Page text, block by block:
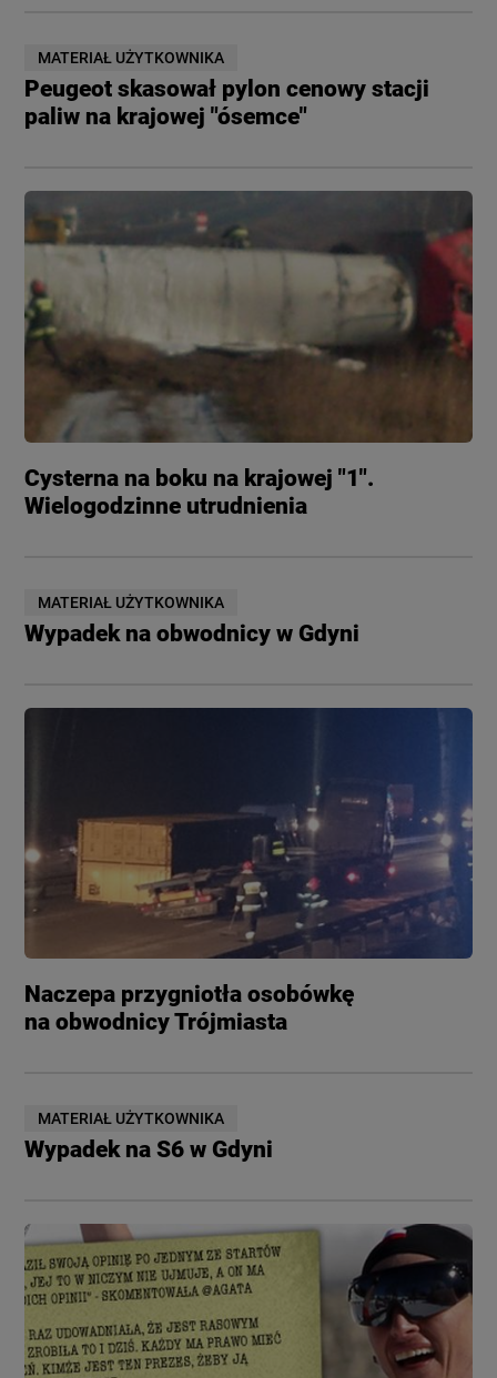
MATERIAŁ UŻYTKOWNIKA
Peugeot skasował pylon cenowy stacji
paliw na krajowej "ósemce"
Cysterna na boku na krajowej "1".
Wielogodzinne utrudnienia
MATERIAŁ UŻYTKOWNIKA
Wypadek na obwodnicy w Gdyni
Naczepa przygniotła osobówkę
na obwodnicy Trójmiasta
MATERIAŁ UŻYTKOWNIKA
Wypadek na S6 w Gdyni